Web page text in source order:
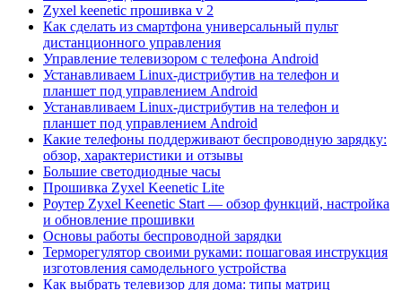
Zyxel keenetic прошивка v 2
Как сделать из смартфона универсальный пульт
дистанционного управления
Управление телевизором с телефона Android
Устанавливаем Linux-дистрибутив на телефон и
планшет под управлением Android
Устанавливаем Linux-дистрибутив на телефон и
планшет под управлением Android
Какие телефоны поддерживают беспроводную зарядку:
обзор, характеристики и отзывы
Большие светодиодные часы
Прошивка Zyxel Keenetic Lite
Роутер Zyxel Keenetic Start — обзор функций, настройка
и обновление прошивки
Основы работы беспроводной зарядки
Терморегулятор своими руками: пошаговая инструкция
изготовления самодельного устройства
Как выбрать телевизор для дома: типы матриц